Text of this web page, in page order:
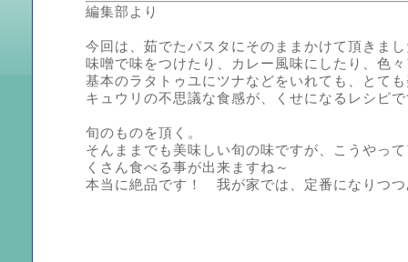
編集部より
今回は、茹でたパスタにそのままかけて頂きま
味噌で味をつけたり、カレー風味にしたり、色
基本のラタトゥユにツナなどをいれても、とて
キュウリの不思議な食感が、くせになるレシピ
旬のものを頂く。
そんままでも美味しい旬の味ですが、こうやっ
くさん食べる事が出来ますね～
本当に絶品です！ 我が家では、定番になりつつ